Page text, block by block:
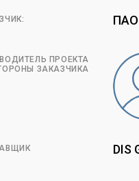
ПАО
ПРОЕКТА
ЗАКАЗЧИКА
DIS